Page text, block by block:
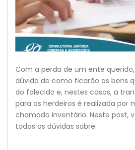
Com a perda de um ente
dúvida de como ficarão os bens
do falecido e, nestes casos, a
para os herdeiros é realizada por
chamado inventário. Neste post,
todas as dúvidas sobre.